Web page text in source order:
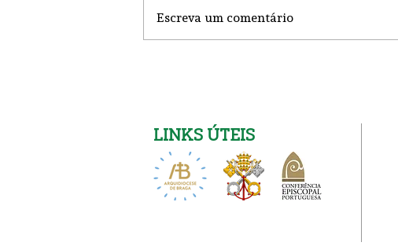
Escreva um comentário
LINKS ÚTEIS